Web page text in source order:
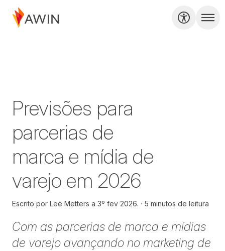
Previsões para
parcerias de
marca e mídia de
varejo em 2026
Escrito por Lee Metters a 3º fev 2026. 5 minutos de leitura
Com as parcerias de marca e mídias
de varejo avançando no marketing de